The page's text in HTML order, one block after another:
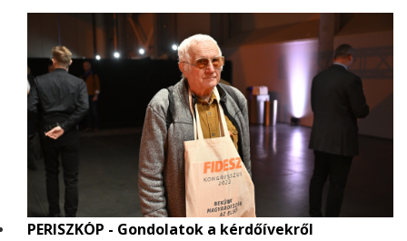
PERISZKÓP - Gondolatok a kérdőívekről